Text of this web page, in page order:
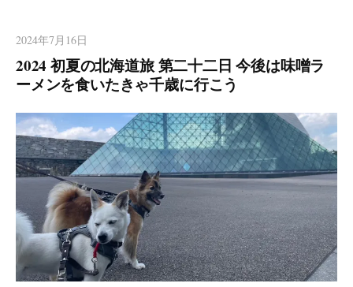
ッ
2024年7月16日
2024 初夏の北海道旅 第二十二日 今後は味噌ラ
ーメンを食いたきゃ千歳に行こう